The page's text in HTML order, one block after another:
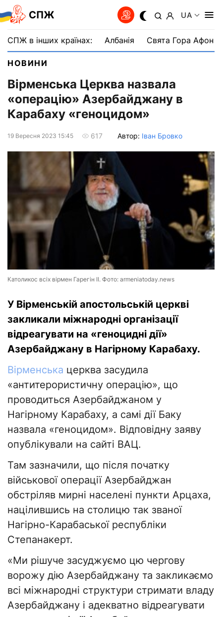
СПЖ UA
СПЖ в інших країнах: Албанія Свята Гора Афон
НОВИНИ
Вірменська Церква назвала
«операцію» Азербайджану в
Карабаху «геноцидом»
19 Вересня 2023 15:45 617 Автор: Іван Бровко
Католикос всіх вірмен Гарегін II. Фото: armeniatoday.news
У Вірменській апостольській церкві
закликали міжнародні організації
відреагувати на «геноцидні дії»
Азербайджану в Нагірному Карабаху.
Вірменська церква засудила
«антитерористичну операцію», що
проводиться Азербайджаном у
Нагірному Карабаху, а самі дії Баку
назвала «геноцидом». Відповідну заяву
опублікували на сайті ВАЦ.
Там зазначили, що після початку
військової операції Азербайджан
обстріляв мирні населені пункти Арцаха,
націлившись на столицю так званої
Нагірно-Карабаської республіки
Степанакерт.
«Ми рішуче засуджуємо цю чергову
ворожу дію Азербайджану та закликаємо
всі міжнародні структури стримати владу
Азербайджану і адекватно відреагувати